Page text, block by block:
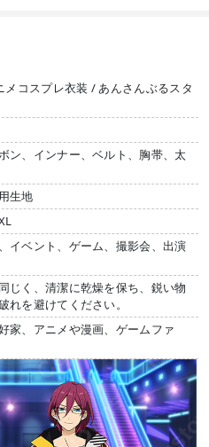
メコスプレ衣装 / あんさんぶるスタ
ン、インナー、ベルト、胸帯、太
生地
イベント、ゲーム、撮影会、出演
じく、清潔に乾燥を保ち、鋭い物
れを避けてください。
家、アニメや漫画、ゲームファ